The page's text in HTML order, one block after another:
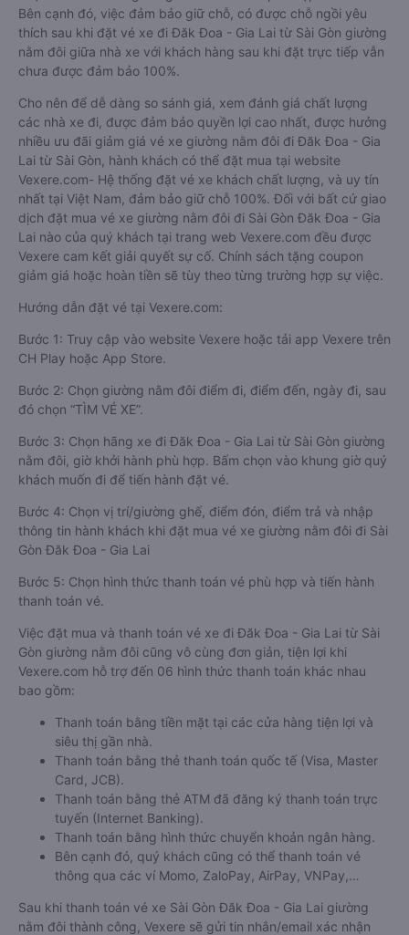
Bên cạnh đó, việc đảm bảo giữ chỗ, có được chỗ ngồi yêu
thích sau khi đặt vé xe đi Đăk Đoa - Gia Lai từ Sài Gòn giường
nằm đôi giữa nhà xe với khách hàng sau khi đặt trực tiếp vẫn
chưa được đảm bảo 100%.
Cho nên để dễ dàng so sánh giá, xem đánh giá chất lượng
các nhà xe đi, được đảm bảo quyền lợi cao nhất, được hưởng
nhiều ưu đãi giảm giá vé xe giường nằm đôi đi Đăk Đoa - Gia
Lai từ Sài Gòn, hành khách có thể đặt mua tại website
Vexere.com- Hệ thống đặt vé xe khách chất lượng, và uy tín
nhất tại Việt Nam, đảm bảo giữ chỗ 100%. Đối với bất cứ giao
dịch đặt mua vé xe giường nằm đôi đi Sài Gòn Đăk Đoa - Gia
Lai nào của quý khách tại trang web Vexere.com đều được
Vexere cam kết giải quyết sự cố. Chính sách tặng coupon
giảm giá hoặc hoàn tiền sẽ tùy theo từng trường hợp sự việc.
Hướng dẫn đặt vé tại Vexere.com:
Bước 1: Truy cập vào website Vexere hoặc tải app Vexere trên
CH Play hoặc App Store.
Bước 2: Chọn giường nằm đôi điểm đi, điểm đến, ngày đi, sau
đó chọn “TÌM VÉ XE”.
Bước 3: Chọn hãng xe đi Đăk Đoa - Gia Lai từ Sài Gòn giường
nằm đôi, giờ khởi hành phù hợp. Bấm chọn vào khung giờ quý
khách muốn đi để tiến hành đặt vé.
Bước 4: Chọn vị trí/giường ghế, điểm đón, điểm trả và nhập
thông tin hành khách khi đặt mua vé xe giường nằm đôi đi Sài
Gòn Đăk Đoa - Gia Lai
Bước 5: Chọn hình thức thanh toán vé phù hợp và tiến hành
thanh toán vé.
Việc đặt mua và thanh toán vé xe đi Đăk Đoa - Gia Lai từ Sài
Gòn giường nằm đôi cũng vô cùng đơn giản, tiện lợi khi
Vexere.com hỗ trợ đến 06 hình thức thanh toán khác nhau
bao gồm:
Thanh toán bằng tiền mặt tại các cửa hàng tiện lợi và
siêu thị gần nhà.
Thanh toán bằng thẻ thanh toán quốc tế (Visa, Master
Card, JCB).
Thanh toán bằng thẻ ATM đã đăng ký thanh toán trực
tuyến (Internet Banking).
Thanh toán bằng hình thức chuyển khoản ngân hàng.
Bên cạnh đó, quý khách cũng có thể thanh toán vé
thông qua các ví Momo, ZaloPay, AirPay, VNPay,…
Sau khi thanh toán vé xe Sài Gòn Đăk Đoa - Gia Lai giường
nằm đôi thành công, Vexere sẽ gửi tin nhắn/email xác nhận